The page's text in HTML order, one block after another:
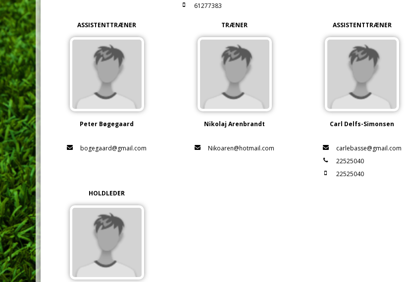
61277383
ASSISTENTTRÆNER
Peter Bøgegaard
bogegaard@gmail.com
TRÆNER
Nikolaj Arenbrandt
Nikoaren@hotmail.com
ASSISTENTTRÆNER
Carl Delfs-Simonsen
carlebasse@gmail.com
22525040
22525040
HOLDLEDER